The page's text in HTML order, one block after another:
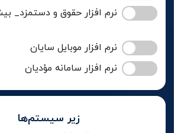
نرم افزار حقوق و دستمزد_ بیش از 100
نرم افزار موبایل سایان
نرم افزار سامانه مؤدیان
زیر‌ سیستم‌ها